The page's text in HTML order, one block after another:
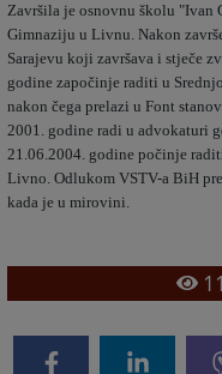
Završila je osnovnu školu "Ivan
Gimnaziju u Livnu. Nakon
Sarajevu koji završava i stječe
godine započinje raditi u
nakon čega prelazi u Font
2001. godine radi u advokaturi
21.06.2004. godine počinje
Livno. Odlukom VSTV-a BiH
kada je u mirovini.